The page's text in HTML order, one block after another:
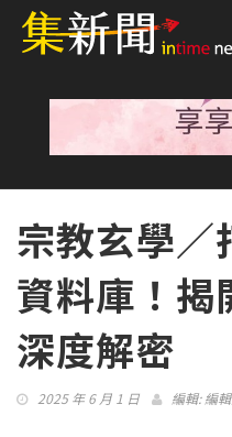
宗教玄學／
資料庫！揭
深度解密
2025 年 6 月 1 日 編輯:編